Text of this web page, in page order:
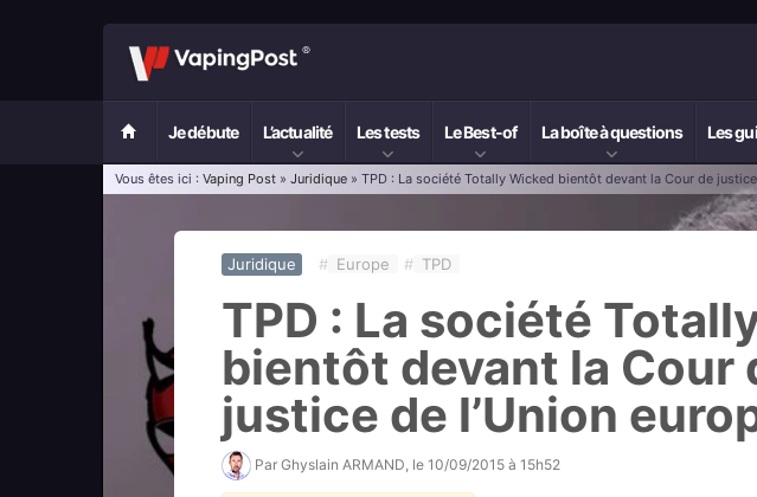
Je débute L’actualité Les tests Le Best-of La boîte à questions Les
Vous êtes ici : Vaping Post » Juridique » TPD : La société Totally Wicked bientôt devant la Cour de
Juridique # Europe # TPD
TPD : La société
bientôt devant la Cour
justice de l’Union
Par Ghyslain ARMAND , le 10/09/2015 à 15h52